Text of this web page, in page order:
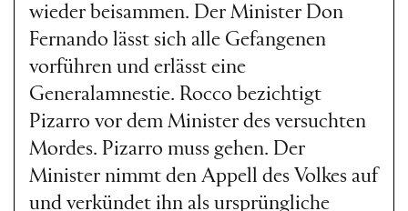
wieder beisammen. Der Minister Don
Fernando lässt sich alle Gefangenen
vorführen und erlässt eine
Generalamnestie. Rocco bezichtigt
Pizarro vor dem Minister des versuchten
Mordes. Pizarro muss gehen. Der
Minister nimmt den Appell des Volkes auf
und verkündet ihn als ursprüngliche